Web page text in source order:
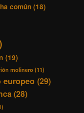
común (18)
(19)
molinero(11)
europeo (29)
(28)